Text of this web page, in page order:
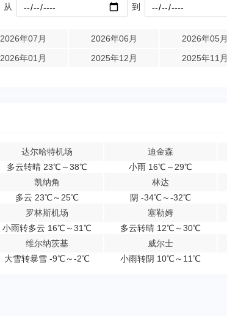
从 到
2026年07月 2026年06月 2026年05月
2026年01月 2025年12月 2025年11月
达尔哈特机场
多云转晴 23℃～38℃
迪金森
小雨 16℃～29℃
凯纳角
多云 23℃～25℃
林达
阴 -34℃～-32℃
罗林斯机场
小雨转多云 16℃～31℃
塞勒姆
多云转晴 12℃～30℃
维尔纳茨基
大雪转暴雪 -9℃～-2℃
威尔士
小雨转阴 10℃～11℃